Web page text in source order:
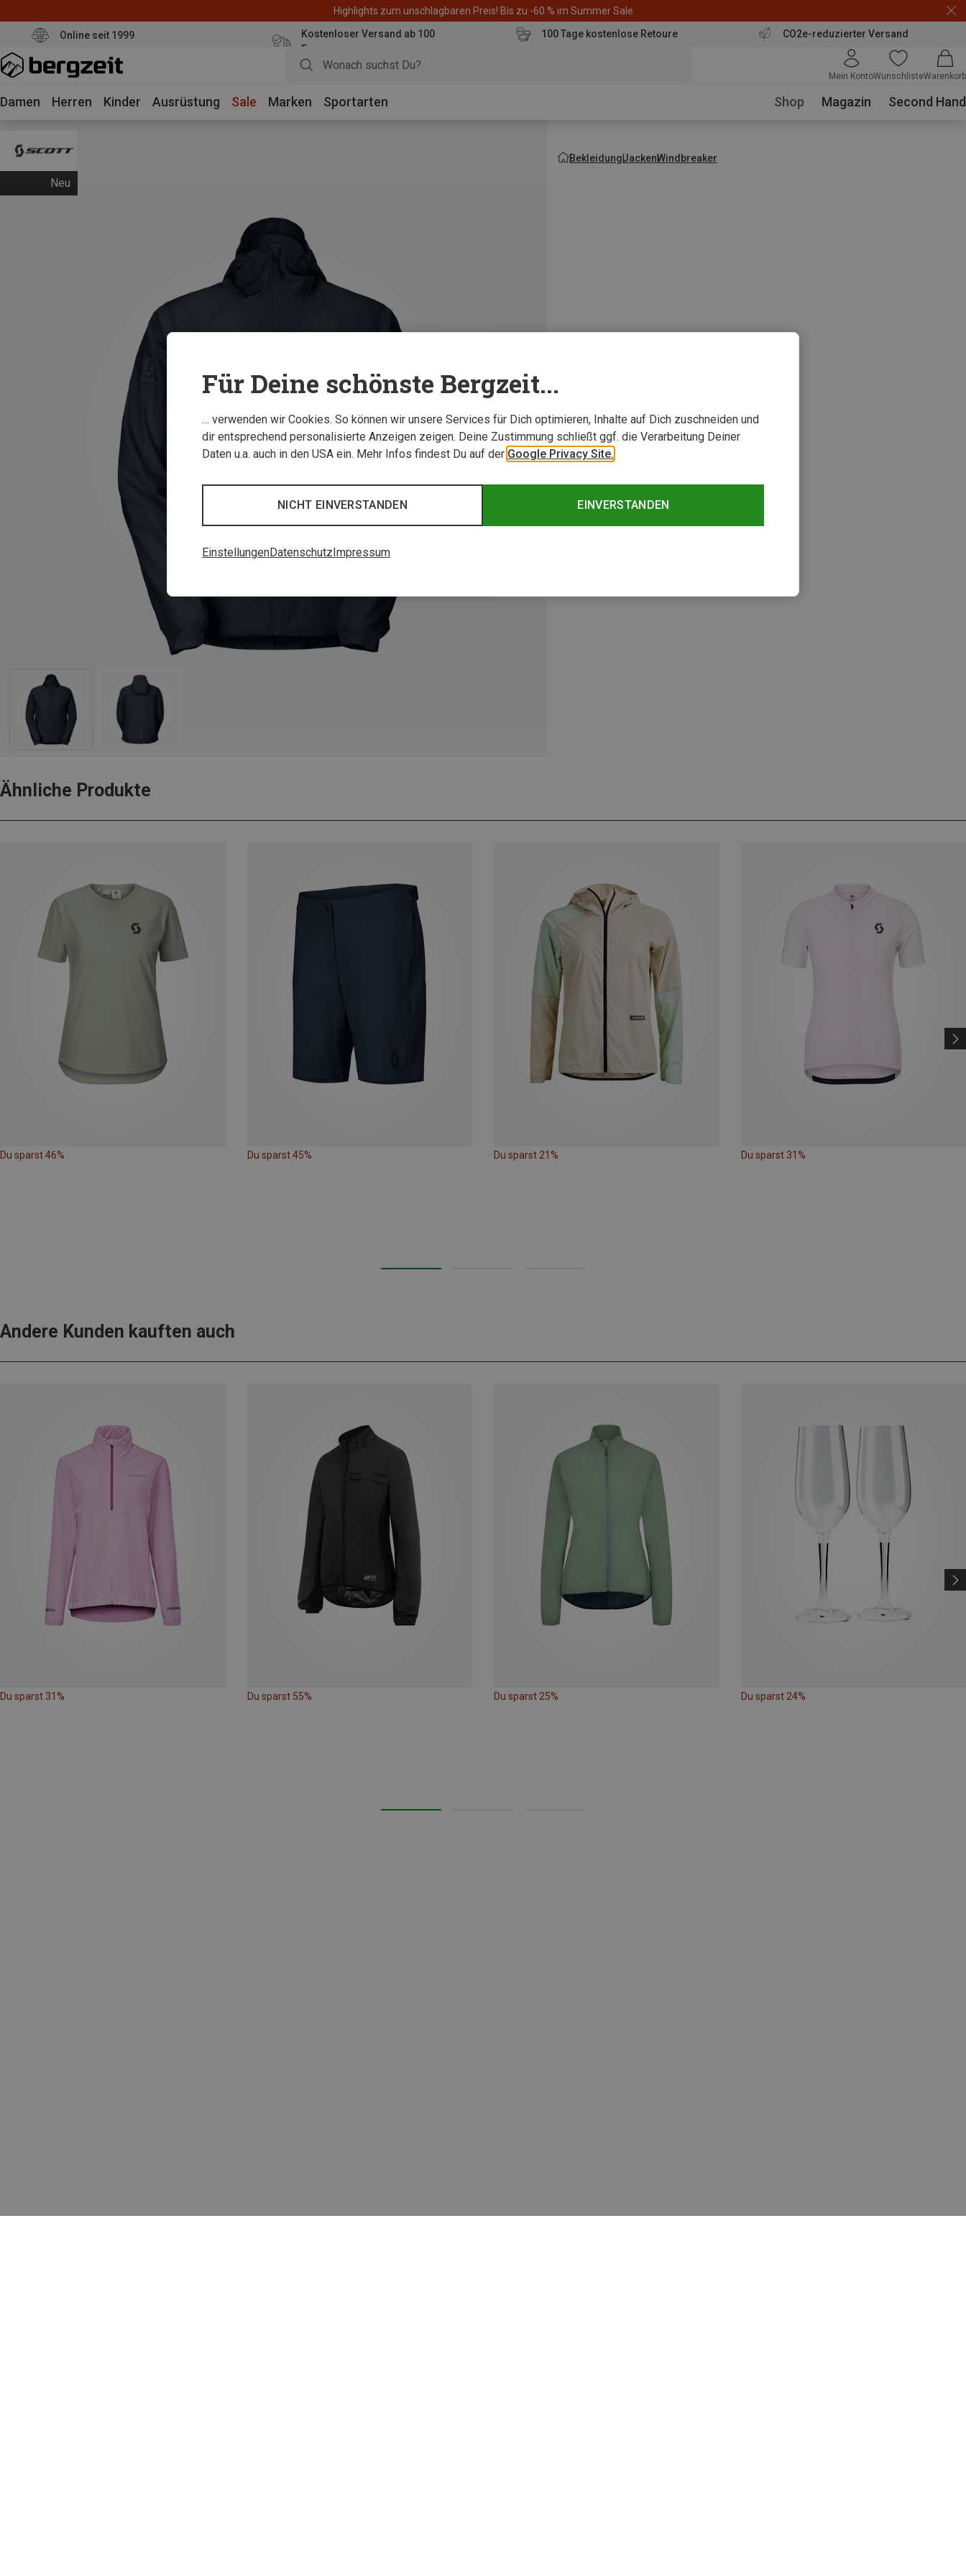
Highlights zum unschlagbaren Preis! Bis zu -60 % im Summer Sale
Online seit 1999
Kostenloser Versand ab 100
Euro
100 Tage kostenlose Retoure CO2e-reduzierter Versand
Mein KontoWunschlisteWarenkorb
Damen Herren Kinder Ausrüstung Sale Marken Sportarten Shop Magazin Second Hand
Neu
BekleidungJackenWindbreaker
Ähnliche Produkte
Du sparst 46% Du sparst 45% Du sparst 21% Du sparst 31%
Andere Kunden kauften auch
Du sparst 31% Du sparst 55% Du sparst 25% Du sparst 24%
Für Deine schönste Bergzeit...
… verwenden wir Cookies. So können wir unsere Services für Dich optimieren, Inhalte auf Dich zuschneiden und
dir entsprechend personalisierte Anzeigen zeigen. Deine Zustimmung schließt ggf. die Verarbeitung Deiner
Daten u.a. auch in den USA ein. Mehr Infos findest Du auf der Google Privacy Site.
EINVERSTANDEN
NICHT EINVERSTANDEN
EinstellungenDatenschutz Impressum